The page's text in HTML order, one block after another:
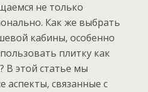
не только
Как же выбрать
кабины, особенно
плитку как
В этой статье мы
аспекты, связанные с